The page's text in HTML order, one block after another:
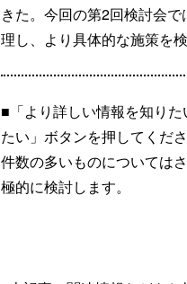
きた。今回の第2回検討会
理し、より具体的な施策を検
■「より詳しい情報を知り
たい」ボタンを押してくだ
件数の多いものについては
極的に検討します。